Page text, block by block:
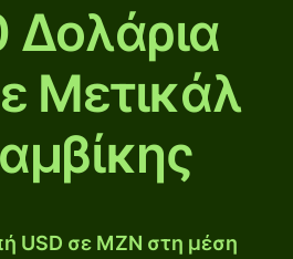
Δολάρια
Μετικάλ
USD σε MZN στη μέση